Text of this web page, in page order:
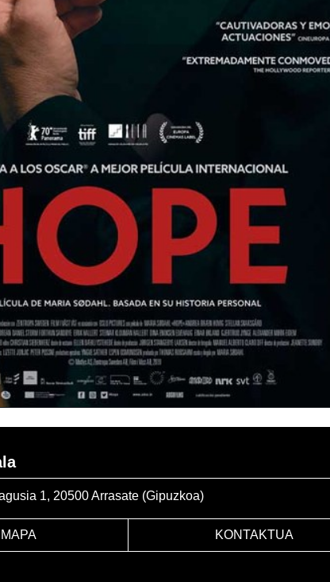
1, 20500 Arrasate (Gipuzkoa)
KONTAKTUA